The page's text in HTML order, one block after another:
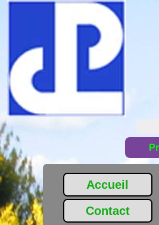
Accueil
Contact